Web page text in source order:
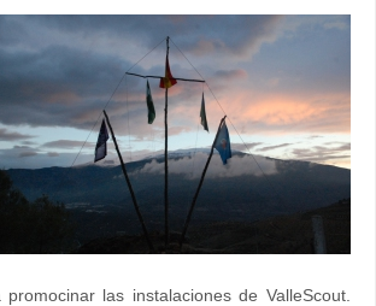
las instalaciones de ValleScout.